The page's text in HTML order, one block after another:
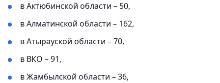
в Актюбинской области – 50,
в Алматинской области – 162,
в Атырауской области – 70,
в ВКО – 91,
в Жамбылской области – 36,